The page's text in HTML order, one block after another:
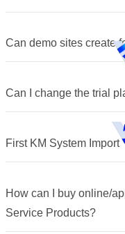
Can demo sites create
Can I change the trial
First KM System Import
How can I buy online/
Service Products?